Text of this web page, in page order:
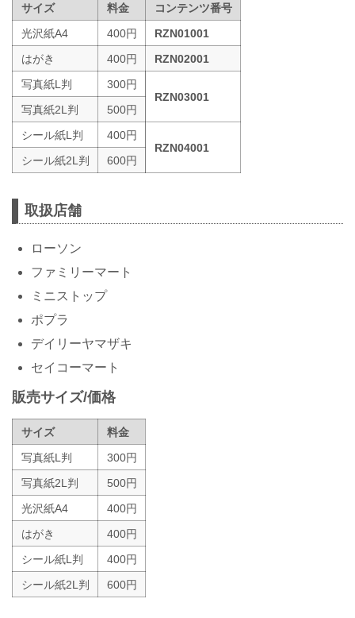
サイズ 料金
コンテンツ番号
光沢紙A4
400円
RZN01001
はがき
400円
RZN02001
写真紙L判
300円
RZN03001
写真紙2L判
500円
シール紙L判
400円
RZN04001
シール紙2L判
600円
取扱店舗
ローソン
ファミリーマート
ミニストップ
ポプラ
デイリーヤマザキ
セイコーマート
販売サイズ/価格
サイズ
料金
写真紙L判
300円
写真紙2L判
500円
光沢紙A4
400円
はがき
400円
シール紙L判
400円
シール紙2L判
600円